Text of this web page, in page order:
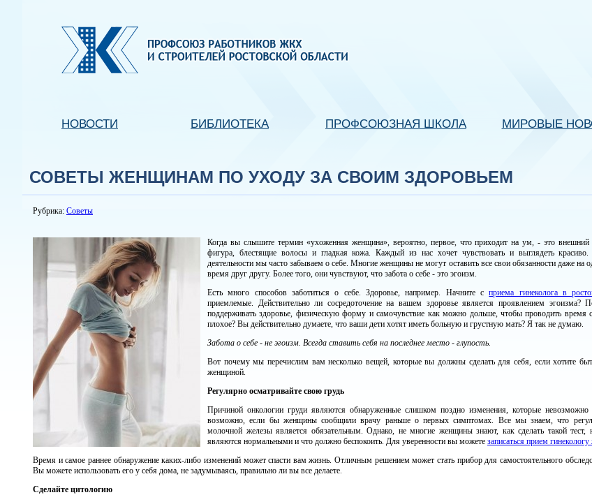
НОВОСТИ БИБЛИОТЕКА ПРОФСОЮЗНАЯ ШКОЛА МИРОВЫЕ
СОВЕТЫ ЖЕНЩИНАМ ПО УХОДУ ЗА СВОИМ ЗДОРОВЬЕМ
Рубрика: Советы
Когда вы слышите термин «ухоженная женщина», вероятно, первое, что приходит на ум, - это внешний
фигура, блестящие волосы и гладкая кожа. Каждый из нас хочет чувствовать и выглядеть
деятельности мы часто забываем о себе. Многие женщины не могут оставить все свои обязанности даже на
время друг другу. Более того, они чувствуют, что забота о себе - это эгоизм.
Есть много способов заботиться о себе. Здоровье, например. Начните сприема гинеколога в
приемлемые. Действительно ли сосредоточение на вашем здоровье является проявлением эгоизма?
поддерживать здоровье, физическую форму и самочувствие как можно дольше, чтобы проводить
плохое? Вы действительно думаете, что ваши дети хотят иметь больную и грустную мать? Я так не думаю.
Забота о себе - не эгоизм. Всегда ставить себя на последнее место - глупость.
Вот почему мы перечислим вам несколько вещей, которые вы должны сделать для себя, если хотите
женщиной.
Регулярно осматривайте свою грудь
Причиной онкологии груди являются обнаруженные слишком поздно изменения, которые
возможно, если бы женщины сообщили врачу раньше о первых симптомах. Все мы знаем, что
молочной железы является обязательным. Однако, не многие женщины знают, как сделать такой тест,
являются нормальными и что должно беспокоить. Для уверенности вы можете записаться прием
Время и самое раннее обнаружение каких-либо изменений может спасти вам жизнь. Отличным решением может стать прибор для самостоятельного
Вы можете использовать его у себя дома, не задумываясь, правильно ли вы все делаете.
Сделайте цитологию